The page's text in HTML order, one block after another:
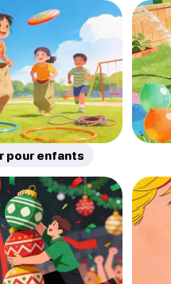
pour enfants